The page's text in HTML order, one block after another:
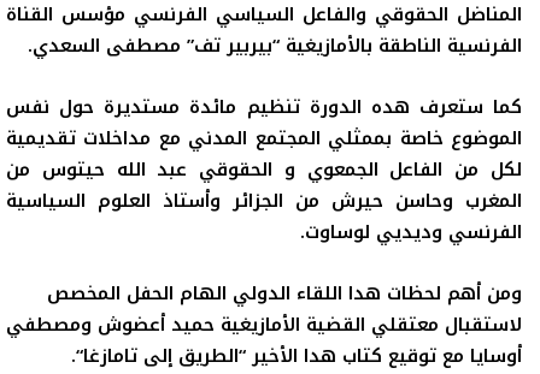
المناضل الحقوقي والفاعل السياسي الفرنسي مؤسس القناة
الفرنسية الناطقة بالأمازيغية “بيربير تف” مصطفى السعدي.
كما ستعرف هده الدورة تنظيم مائدة مستديرة حول نفس
الموضوع خاصة بممثلي المجتمع المدني مع مداخلات تقديمية
لكل من الفاعل الجمعوي و الحقوقي عبد الله حيتوس من
المغرب وحاسن حيرش من الجزائر وأستاذ العلوم السياسية
الفرنسي وديديي لوساوت.
ومن أهم لحظات هدا اللقاء الدولي الهام الحفل المخصص
لاستقبال معتقلي القضية الأمازيغية حميد أعضوش ومصطفي
أوسايا مع توقيع كتاب هدا الأخير “الطريق إلى تامازغا“.